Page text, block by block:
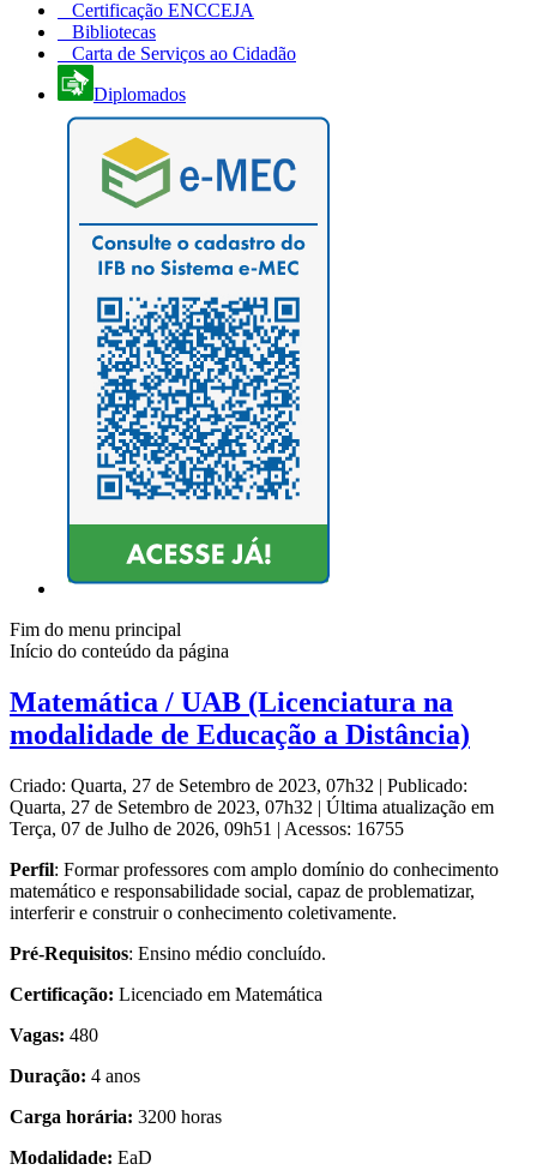
Certificação ENCCEJA
Bibliotecas
Carta de Serviços ao Cidadão
Diplomados
Fim do menu principal
Início do conteúdo da página
Matemática / UAB (Licenciatura na
modalidade de Educação a Distância)
Criado: Quarta, 27 de Setembro de 2023, 07h32 | Publicado:
Quarta, 27 de Setembro de 2023, 07h32 | Última atualização em
Terça, 07 de Julho de 2026, 09h51 | Acessos: 16755
Perfil: Formar professores com amplo domínio do conhecimento
matemático e responsabilidade social, capaz de problematizar,
interferir e construir o conhecimento coletivamente.
Pré-Requisitos: Ensino médio concluído.
Certificação: Licenciado em Matemática
Vagas: 480
Duração: 4 anos
Carga horária: 3200 horas
Modalidade: EaD